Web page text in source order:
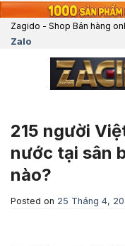
Zagido - Shop Bán hàng
Zalo
215 người
nước tại sân
nào?
Posted on 25 Tháng 4,